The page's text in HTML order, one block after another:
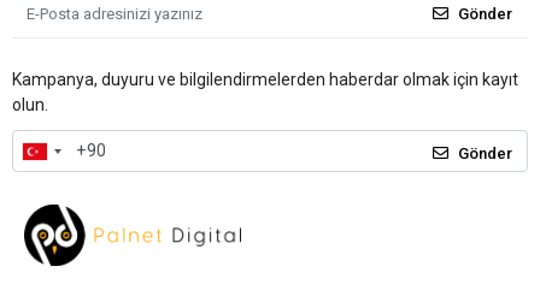
Gönder
Kampanya, duyuru ve bilgilendirmelerden haberdar olmak için kayıt
olun.
Gönder